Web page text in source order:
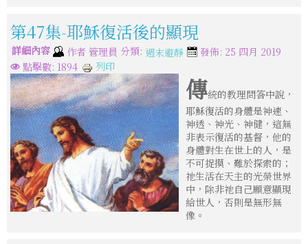
第47集-耶穌復活後的顯現
詳細內容 作者 管理員 分類: 週末避靜
發佈: 25 四月 2019
點擊數: 1894
列印
傳統的教理問答中說，
耶穌復活的身體是神速、
神透、神光、神健，這無
非表示復活的基督，他的
身體對生在世上的人，是
不可捉摸、難於探索的；
祂生活在天主的光榮世界
中，除非祂自己願意顯現
給世人，否則是無形無
像。